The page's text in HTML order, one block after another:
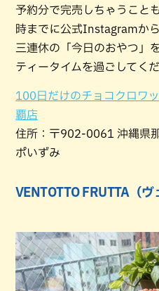
予約分で完売しちゃうこと
時までに公式Instagramから
三連休の「今日のおやつ」
ティータイムを過ごしてく
100日だけのチョコクロワ
覇店
住所：〒902-0061 沖縄県
ポいずみ
VENTOTTO FRUTTA（ヴ